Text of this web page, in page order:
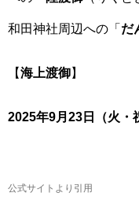
和田神社周辺への「だ
【海上渡御】
2025年9月23日（火
公式サイトより引用